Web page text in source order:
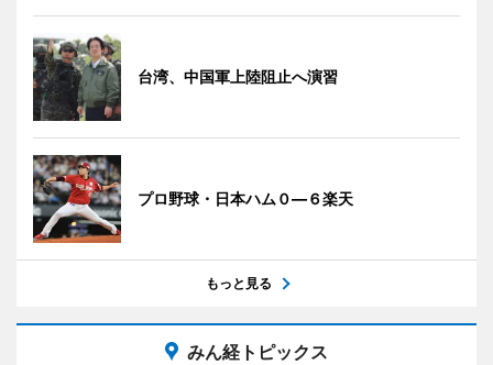
台湾、中国軍上陸阻止へ演習
プロ野球・日本ハム０―６楽天
もっと見る
みん経トピックス